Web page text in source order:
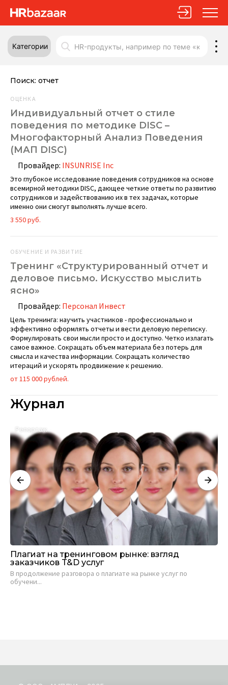
Категории
Поиск: отчет
ОЦЕНКА
Индивидуальный отчет о стиле
поведения по методике DISC –
Многофакторный Анализ Поведения
(МАП DISC)
Провайдер: INSUNRISE Inc
Это глубокое исследование поведения сотрудников на основе
всемирной методики DISC, дающее четкие ответы по развитию
сотрудников и задействованию их в тех задачах, которые
именно они смогут выполнять лучше всего.
3 550 руб.
ОБУЧЕНИЕ И РАЗВИТИЕ
Тренинг «Структурированный отчет и
деловое письмо. Искусство мыслить
ясно»
Провайдер: Персонал Инвест
Цель тренинга: научить участников - профессионально и
эффективно оформлять отчеты и вести деловую переписку.
Формулировать свои мысли просто и доступно. Четко излагать
самое важное. Сокращать объем материала без потерь для
смысла и качества информации. Сокращать количество
итераций и ускорять продвижение к решению.
от 115 000 рублей.
Журнал
Репортаж
Плагиат на тренинговом рынке: взгляд
заказчиков T&D услуг
В продолжение разговора о плагиате на рынке услуг по
обучени...